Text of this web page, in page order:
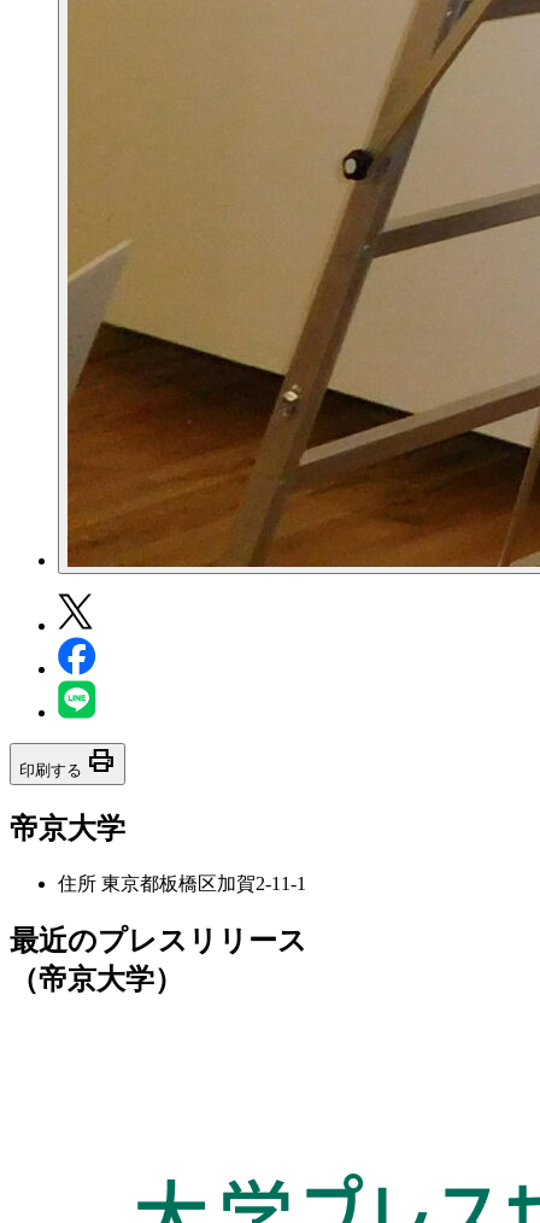
印刷する print
帝京大学
住所 東京都板橋区加賀2-11-1
最近のプレスリリース
（帝京大学）